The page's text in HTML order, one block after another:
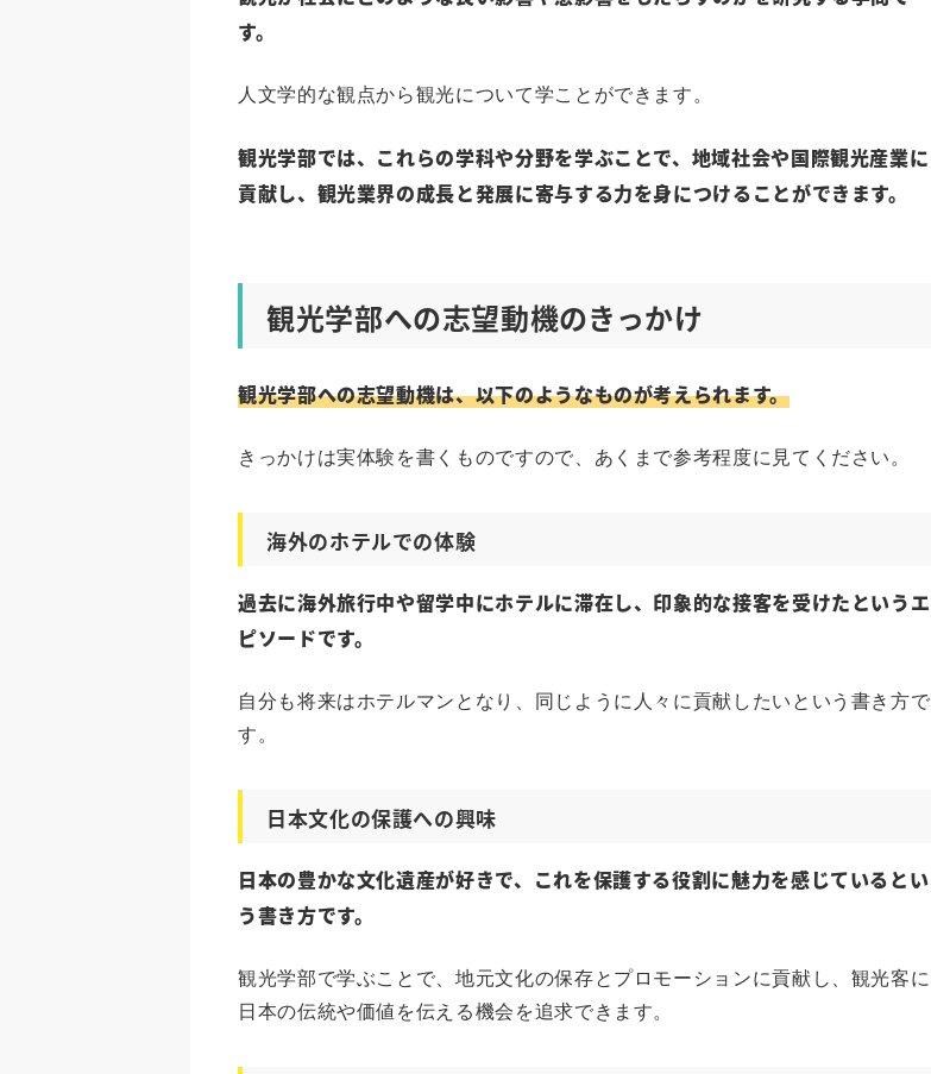
す。
人文学的な観点から観光について学ことができます。
観光学部では、これらの学科や分野を学ぶことで、地域社会や国際観光産業に
貢献し、観光業界の成長と発展に寄与する力を身につけることができます。
観光学部への志望動機のきっかけ
観光学部への志望動機は、以下のようなものが考えられます。
きっかけは実体験を書くものですので、あくまで参考程度に見てください。
海外のホテルでの体験
過去に海外旅行中や留学中にホテルに滞在し、印象的な接客を受けたというエ
ピソードです。
自分も将来はホテルマンとなり、同じように人々に貢献したいという書き方で
す。
日本文化の保護への興味
日本の豊かな文化遺産が好きで、これを保護する役割に魅力を感じているとい
う書き方です。
観光学部で学ぶことで、地元文化の保存とプロモーションに貢献し、観光客に
日本の伝統や価値を伝える機会を追求できます。